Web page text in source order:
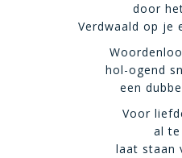
door
Verdwaald op je
hol-ogend
een
Voor
al
laat staan